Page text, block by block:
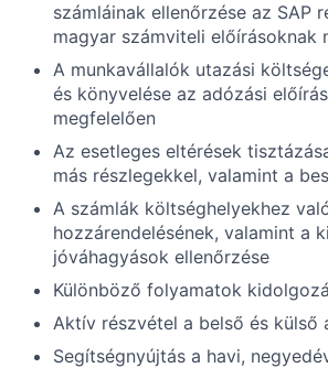
számláinak ellenőrzése az SAP
magyar számviteli előírásoknak
A munkavállalók utazási
és könyvelése az adózási
megfelelően
Az esetleges eltérések
más részlegekkel, valamint a
A számlák költséghelyekhez
hozzárendelésének, valamint a
jóváhagyások ellenőrzése
Különböző folyamatok
Aktív részvétel a belső és külső
Segítségnyújtás a havi,